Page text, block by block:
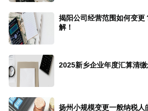
揭阳公司经营范围如何变更
解！
2025新乡企业年度汇算清缴
扬州小规模变更一般纳税人